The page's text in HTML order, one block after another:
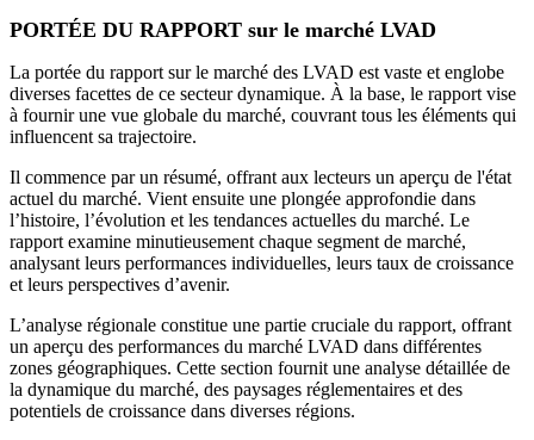
PORTÉE DU RAPPORT sur le marché LVAD
La portée du rapport sur le marché des LVAD est vaste et englobe
diverses facettes de ce secteur dynamique. À la base, le rapport vise
à fournir une vue globale du marché, couvrant tous les éléments qui
influencent sa trajectoire.
Il commence par un résumé, offrant aux lecteurs un aperçu de l'état
actuel du marché. Vient ensuite une plongée approfondie dans
l’histoire, l’évolution et les tendances actuelles du marché. Le
rapport examine minutieusement chaque segment de marché,
analysant leurs performances individuelles, leurs taux de croissance
et leurs perspectives d’avenir.
L’analyse régionale constitue une partie cruciale du rapport, offrant
un aperçu des performances du marché LVAD dans différentes
zones géographiques. Cette section fournit une analyse détaillée de
la dynamique du marché, des paysages réglementaires et des
potentiels de croissance dans diverses régions.